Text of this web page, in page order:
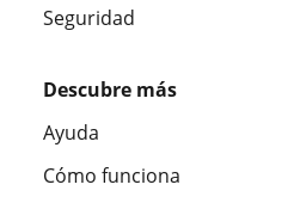
Seguridad
Descubre más
Ayuda
Cómo funciona